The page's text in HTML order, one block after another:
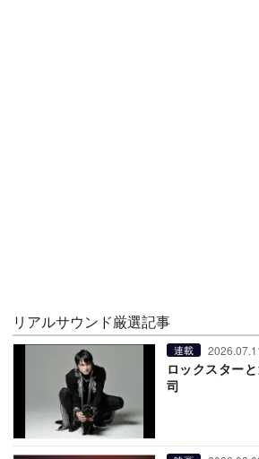
リアルサウンド厳選記事
連載
ロックスター
司